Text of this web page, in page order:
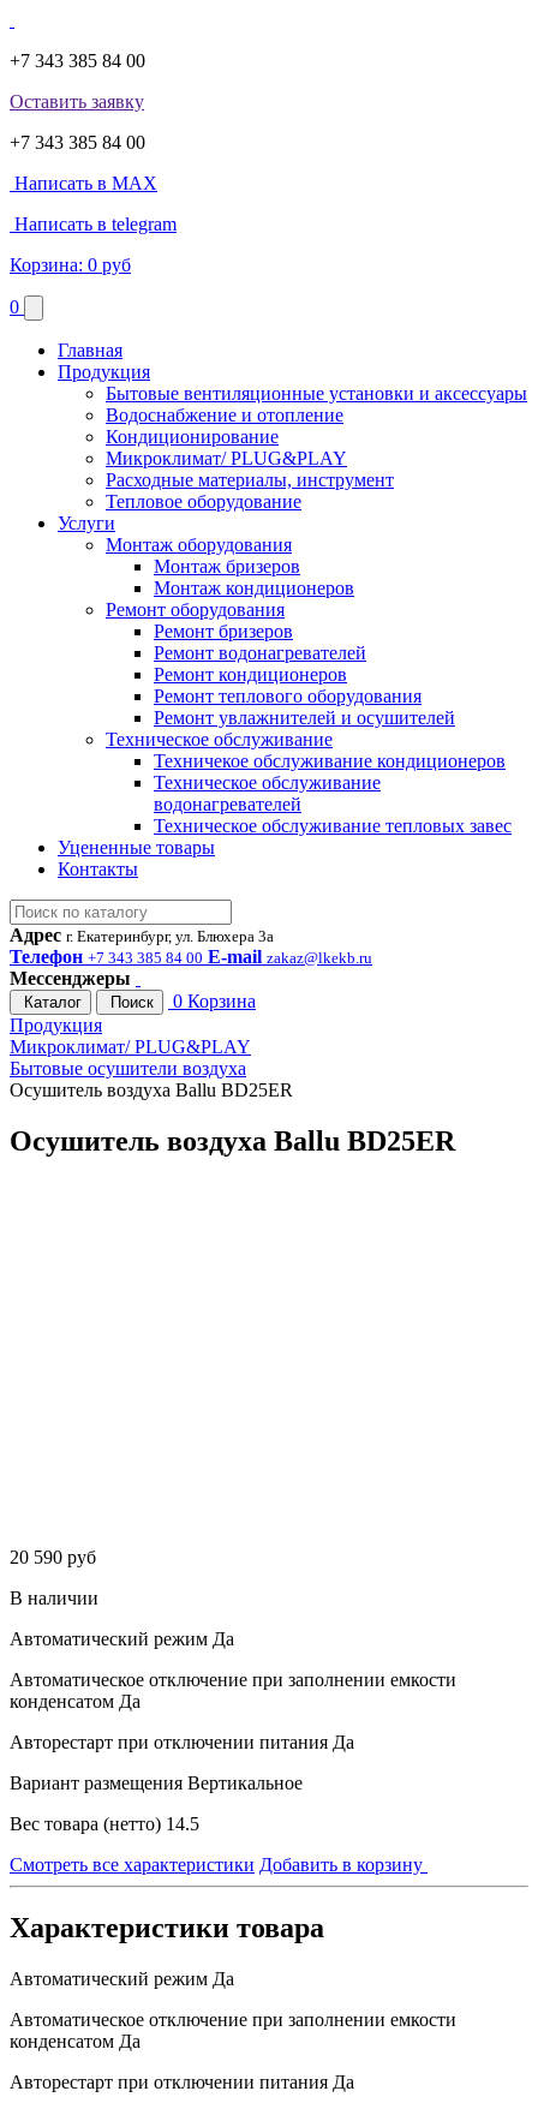
+7 343 385 84 00
Оставить заявку
+7 343 385 84 00
Написать в MAX
Написать в telegram
Корзина: 0 руб
0
Главная
Продукция
Бытовые вентиляционные установки и аксессуары
Водоснабжение и отопление
Кондиционирование
Микроклимат/ PLUG&PLAY
Расходные материалы, инструмент
Тепловое оборудование
Услуги
Монтаж оборудования
Монтаж бризеров
Монтаж кондиционеров
Ремонт оборудования
Ремонт бризеров
Ремонт водонагревателей
Ремонт кондиционеров
Ремонт теплового оборудования
Ремонт увлажнителей и осушителей
Техническое обслуживание
Техничекое обслуживание кондиционеров
Техническое обслуживание
водонагревателей
Техническое обслуживание тепловых завес
Уцененные товары
Контакты
Адрес г. Екатеринбург, ул. Блюхера 3а
Телефон +7 343 385 84 00 E-mail zakaz@lkekb.ru
Мессенджеры
Каталог Поиск 0 Корзина
Продукция
Микроклимат/ PLUG&PLAY
Бытовые осушители воздуха
Осушитель воздуха Ballu BD25ER
Осушитель воздуха Ballu BD25ER
20 590 руб
В наличии
Автоматический режим Да
Автоматическое отключение при заполнении емкости
конденсатом Да
Авторестарт при отключении питания Да
Вариант размещения Вертикальное
Вес товара (нетто) 14.5
Смотреть все характеристики Добавить в корзину
Характеристики товара
Автоматический режим Да
Автоматическое отключение при заполнении емкости
конденсатом Да
Авторестарт при отключении питания Да